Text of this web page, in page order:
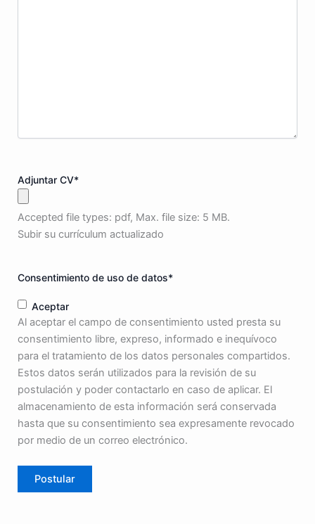
Adjuntar CV*
Accepted file types: pdf, Max. file size: 5 MB.
Subir su currículum actualizado
Consentimiento de uso de datos*
Aceptar
Al aceptar el campo de consentimiento usted presta su
consentimiento libre, expreso, informado e inequívoco
para el tratamiento de los datos personales compartidos.
Estos datos serán utilizados para la revisión de su
postulación y poder contactarlo en caso de aplicar. El
almacenamiento de esta información será conservada
hasta que su consentimiento sea expresamente revocado
por medio de un correo electrónico.